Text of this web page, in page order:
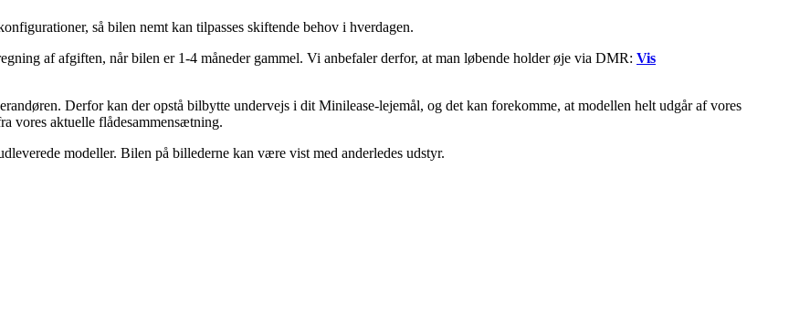
så bilen nemt kan tilpasses skiftende behov i hverdagen.
af afgiften, når bilen er 1-4 måneder gammel. Vi anbefaler derfor, at man løbende holder øje via DMR: Vis
Derfor kan der opstå bilbytte undervejs i dit Minilease-lejemål, og det kan forekomme, at modellen helt udgår af vores
vores aktuelle flådesammensætning.
modeller. Bilen på billederne kan være vist med anderledes udstyr.